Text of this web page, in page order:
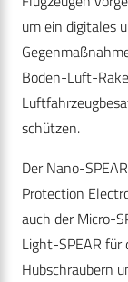
um ein digitales
Boden-Luft-
schützen.
Der Nano-
Protection
auch der Micro-
Light-SPEAR
Hubschraubern